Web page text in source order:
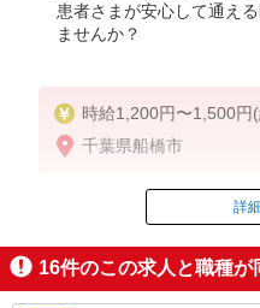
患者さまが安心して通え
ませんか？
時給1,200円〜1,500円
★処遇改善手当支給
★退職金制度 4年目
※試用期間3カ月あり(
千葉県船橋市
掲載
詳
16件のこの求人と職種が